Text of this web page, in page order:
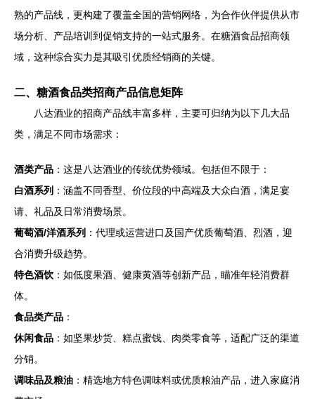
熟的产品线，更构建了覆盖全国的营销网络，为合作伙伴提供从市
场分析、产品培训到促销支持的一站式服务。在糖酒食品招商领
域，这种综合实力是其吸引优质经销商的关键。
二、糖酒食品类招商产品信息矩阵
八达酒业的招商产品线丰富多样，主要可归纳为以下几大品
类，满足不同市场需求：
酒类产品 ：这是八达酒业的传统优势领域。包括但不限于：
白酒系列 ：涵盖不同香型、价位段的中高端及大众白酒，满足宴
请、礼品及日常消费场景。
葡萄酒/洋酒系列 ：代理或运营进口及国产优质葡萄酒、烈酒，迎
合消费升级趋势。
特色酒饮 ：如低度果酒、健康黄酒等创新产品，瞄准年轻消费群
体。
食品类产品 ：
休闲食品 ：如坚果炒货、糕点蜜饯、肉类零食等，适配广泛的渠道
分销。
调味品及粮油 ：精选地方特色调味料或优质粮油产品，进入家庭消